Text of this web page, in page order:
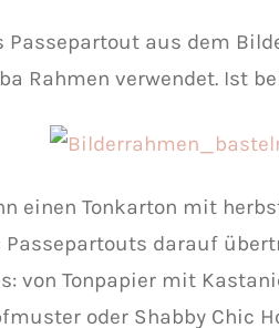
Passepartout aus dem
Rahmen verwendet. Ist
einen Tonkarton mit
Passepartouts darauf
von Tonpapier mit
oder Shabby Chic